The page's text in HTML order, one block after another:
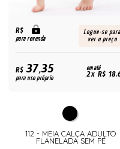
R$
para revenda
Logue-se para
ver o preço
R$37,35
para uso próprio
em até
2x R$
112 - MEIA CALÇA ADULTO
FLANELADA SEM PÉ